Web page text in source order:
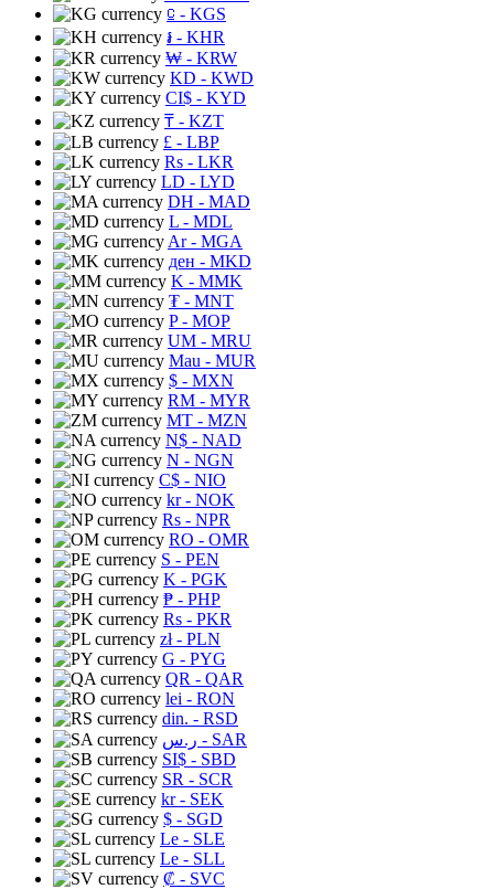
⃀ - KGS
៛ - KHR
₩ - KRW
KD - KWD
CI$ - KYD
₸ - KZT
£ - LBP
Rs - LKR
LD - LYD
DH - MAD
L - MDL
Ar- MGA
ден - MKD
K - MMK
₮ - MNT
P- MOP
UM - MRU
Mau - MUR
$ - MXN
RM - MYR
MT - MZN
N$ - NAD
N - NGN
C$ - NIO
kr- NOK
Rs - NPR
RO - OMR
S - PEN
K - PGK
₱ - PHP
Rs - PKR
zł- PLN
G - PYG
QR - QAR
lei - RON
din. - RSD
ر.س - SAR
SI$ - SBD
SR - SCR
kr- SEK
$ - SGD
Le - SLE
Le - SLL
₡ - SVC